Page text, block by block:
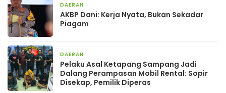
DAERAH
AKBP Dani: Kerja Nyata, Bukan Sekadar
Piagam
DAERAH
Pelaku Asal Ketapang Sampang Jadi
Dalang Perampasan Mobil Rental: Sopir
Disekap, Pemilik Diperas